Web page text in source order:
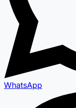
WhatsApp